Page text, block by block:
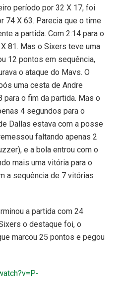
período por 32 X 17, foi
74 X 63. Parecia que o time
a partida. Com 2:14 para o
81. Mas o Sixers teve uma
12 pontos em sequência,
o ataque do Mavs. O
uma cesta de Andre
para o fim da partida. Mas o
4 segundos para o
Dallas estava com a posse
faltando apenas 2
e a bola entrou com o
mais uma vitória para o
a sequência de 7 vitórias
a partida com 24
o destaque foi, o
marcou 25 pontos e pegou